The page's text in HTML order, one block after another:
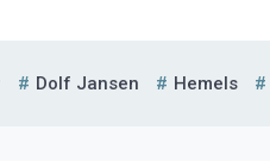
Dolf Jansen Hemels